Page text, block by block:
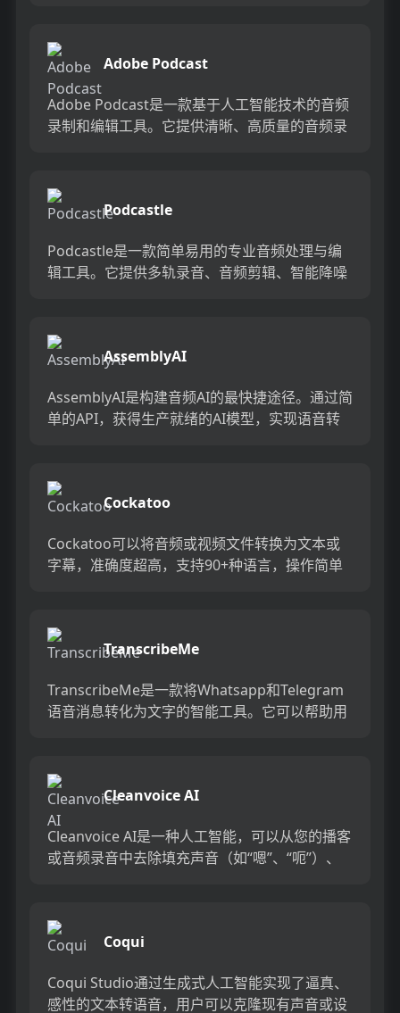
Adobe Podcast
Adobe Podcast是一款基于人工智能技术的音频
录制和编辑工具。它提供清晰、高质量的音频录
Podcastle
Podcastle是一款简单易用的专业音频处理与编
辑工具。它提供多轨录音、音频剪辑、智能降噪
AssemblyAI
AssemblyAI是构建音频AI的最快捷途径。通过简
单的API，获得生产就绪的AI模型，实现语音转
Cockatoo
Cockatoo可以将音频或视频文件转换为文本或
字幕，准确度超高，支持90+种语言，操作简单
TranscribeMe
TranscribeMe是一款将Whatsapp和Telegram
语音消息转化为文字的智能工具。它可以帮助用
Cleanvoice AI
Cleanvoice AI是一种人工智能，可以从您的播客
或音频录音中去除填充声音（如“嗯”、“呃”）、
Coqui
Coqui Studio通过生成式人工智能实现了逼真、
感性的文本转语音，用户可以克隆现有声音或设